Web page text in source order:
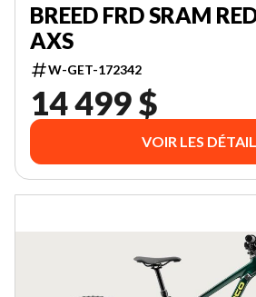
BREED FRD SRAM
AXS
W-GET-172342
14 499 $
VOIR LES